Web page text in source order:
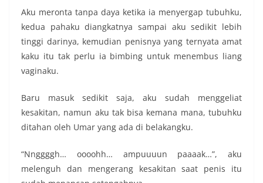
Aku meronta tanpa daya ketika ia menyergap tubuhku,
kedua pahaku diangkatnya sampai aku sedikit lebih
tinggi darinya, kemudian penisnya yang ternyata amat
kaku itu tak perlu ia bimbing untuk menembus liang
vaginaku.
Baru masuk sedikit saja, aku sudah menggeliat
kesakitan, namun aku tak bisa kemana mana, tubuhku
ditahan oleh Umar yang ada di belakangku.
“Nnggggh… oooohh… ampuuuun paaaak…”, aku
melenguh dan mengerang kesakitan saat penis itu